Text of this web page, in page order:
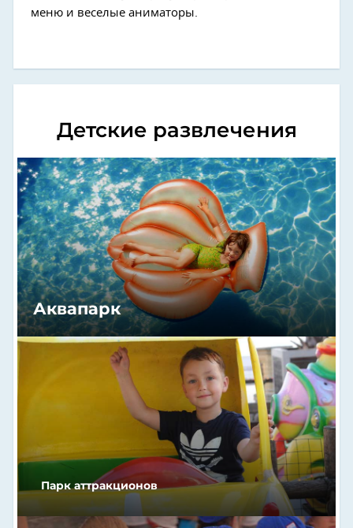
меню и веселые аниматоры.
Детские развлечения
Аквапарк
Парк аттракционов